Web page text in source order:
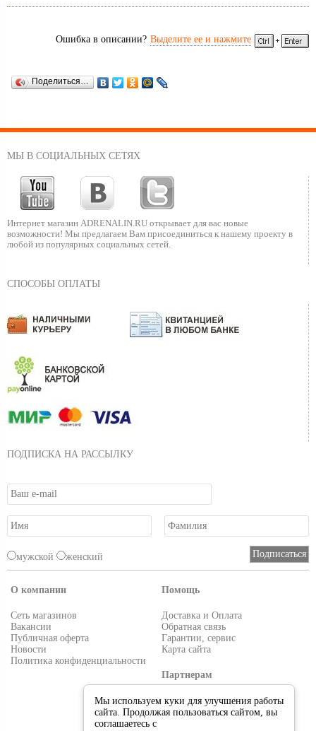
Ошибка в описании? Выделите ее и нажмите
Поделиться…
МЫ В СОЦИАЛЬНЫХ СЕТЯХ
Интернет магазин ADRENALIN.RU открывает для вас новые
возможности! Мы предлагаем Вам присоединиться к нашему проекту в
любой из популярных социальных сетей.
СПОСОБЫ ОПЛАТЫ
ПОДПИСКА НА РАССЫЛКУ
мужской женский
О компании
Сеть магазинов
Вакансии
Публичная оферта
Новости
Политика конфиденциальности
Помощь
Доставка и Оплата
Обратная связь
Гарантии, сервис
Карта сайта
Партнерам
Условия работы
Реквизиты
Мы используем куки для улучшения работы
сайта. Продолжая пользоваться сайтом, вы
соглашаетесь с